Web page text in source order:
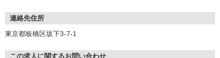
ご応募の後、
担当よりご案内をさせていただきます。
応募 ⇒ 条件確認 ⇒ 面接 ⇒ 合否
連絡先住所
東京都板橋区坂下3-7-1
この求人に関するお問い合わせ